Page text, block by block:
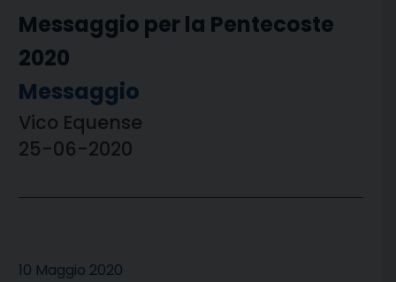
Messaggio per la Pentecoste
2020
Messaggio
Vico Equense
25-06-2020
10 Maggio 2020